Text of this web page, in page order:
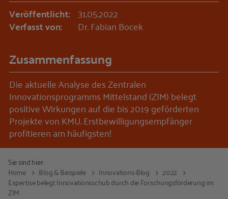
Veröffentlicht: 31.05.2022
Verfasst von: Dr. Fabian Bocek
Zusammenfassung
Die aktuelle Analyse des Zentralen
Innovationsprogramms Mittelstand (ZIM) belegt
positive Wirkungen auf die bis 2019 geförderten
Projekte von KMU. Erstbewilligungsempfänger
profitieren am häufigsten!
Sie sind hier:
Home
Blog & Beispiele Innovations-Blog
2022
Expertise belegt Innovationsschub durch die Forschungsförderung im
ZIM